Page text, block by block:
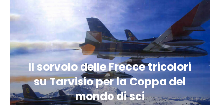
Il sorvolo delle Frecce tricolori
su Tarvisio per la Coppa del
mondo di sci